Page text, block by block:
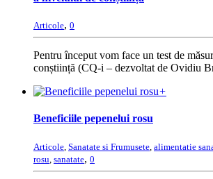
Articole, 0
Pentru început vom face un test de
conștiință (CQ-i – dezvoltat de Ovidiu
+
Beneficiile pepenelui rosu
Articole Sanatate si Frumusete alimentatie
rosu sanatate, 0